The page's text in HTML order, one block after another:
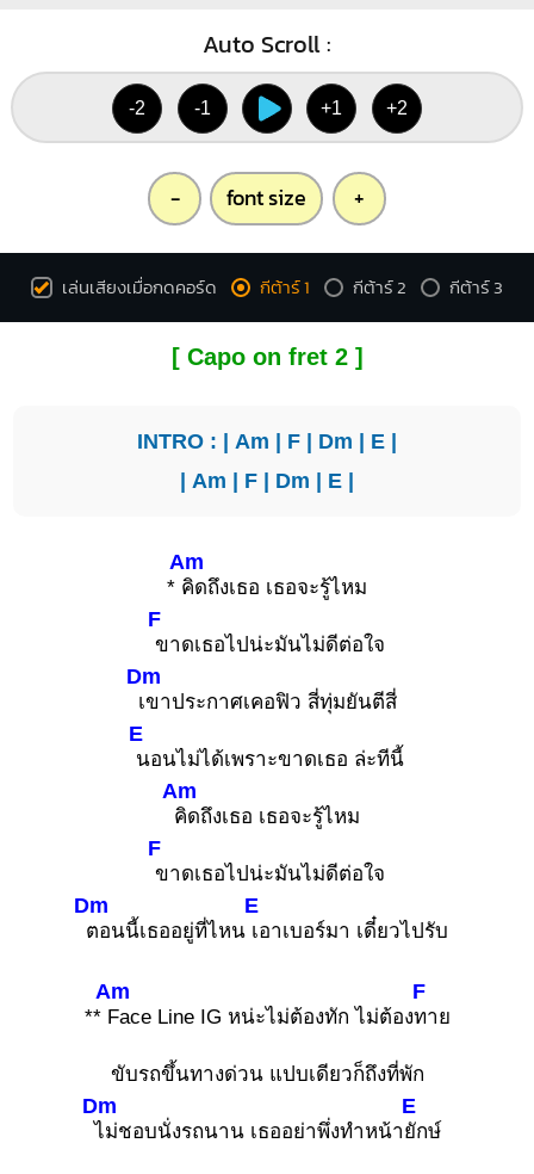
Auto Scroll :
-2 -1 +1 +2
- font size +
เล่นเสียงเมื่อกดคอร์ด กีต้าร์ 1 กีต้าร์ 2 กีต้าร์ 3
[ Capo on fret 2 ]
INTRO : | Am | F | Dm | E |
| Am | F | Dm | E |
*
Am
คิดถึงเธอ เธอจะรู้ไหม
F
ขาดเธอไปน่ะมันไม่ดีต่อใจ
Dm
เขาประกาศเคอฟิว สี่ทุ่มยันตีสี่
E
นอนไม่ได้เพราะขาดเธอ ล่ะทีนี้
Am
คิดถึงเธอ เธอจะรู้ไหม
F
ขาดเธอไปน่ะมันไม่ดีต่อใจ
Dm
ตอนนี้เธออยู่ที่ไหน
E
เอาเบอร์มา เดี๋ยวไปรับ
**
Am
Face Line IG หน่ะไม่ต้องทัก ไม่ต้อง
F
ทาย
ขับรถขึ้นทางด่วน แปบเดียวก็ถึงที่พัก
Dm
ไม่ชอบนั่งรถนาน เธออย่าพึ่งทำหน้า
E
ยักษ์